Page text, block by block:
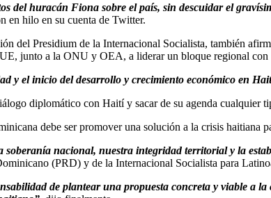
del huracán Fiona sobre el país, sin descuidar el
en hilo en su cuenta de Twitter.
del Presidium de la Internacional Socialista, también
junto a la ONU y OEA, a liderar un bloque regional con
y el inicio del desarrollo y crecimiento económico en
diplomático con Haití y sacar de su agenda cualquier
debe ser promover una solución a la crisis haitiana
nacional, nuestra integridad territorial y la
(PRD) y de la Internacional Socialista para
de plantear una propuesta concreta y viable a